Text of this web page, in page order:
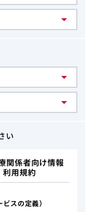
い
関係者向け情報
用規約
スの定義）